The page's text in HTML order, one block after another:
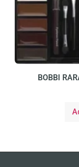
BOBBI